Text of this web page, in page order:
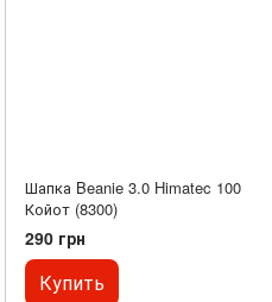
Шапка Beanie 3.0 Himatec 100
Койот (8300)
290 грн
Купить